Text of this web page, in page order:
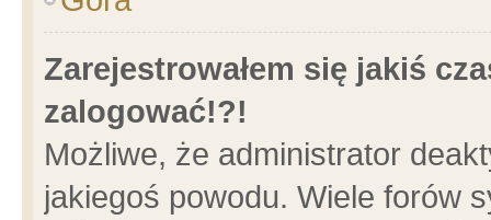
Zarejestrowałem się jakiś
zalogować!?!
Możliwe, że administrator
jakiegoś powodu. Wiele forów